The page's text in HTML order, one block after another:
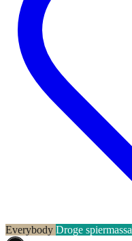
Everybody Droge spiermassa